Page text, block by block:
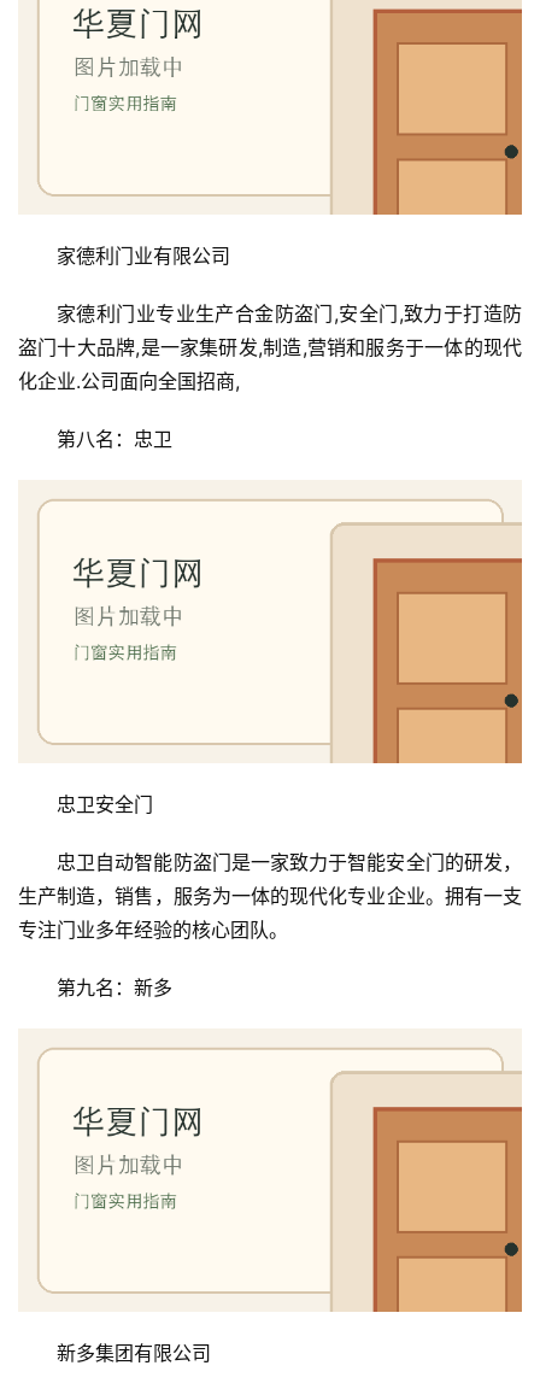
家德利门业有限公司
家德利门业专业生产合金防盗门,安全门,致力于打造防
盗门十大品牌,是一家集研发,制造,营销和服务于一体的现代
化企业.公司面向全国招商,
第八名：忠卫
忠卫安全门
忠卫自动智能防盗门是一家致力于智能安全门的研发，
生产制造，销售，服务为一体的现代化专业企业。拥有一支
专注门业多年经验的核心团队。
第九名：新多
新多集团有限公司